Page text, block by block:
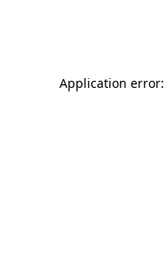
Application